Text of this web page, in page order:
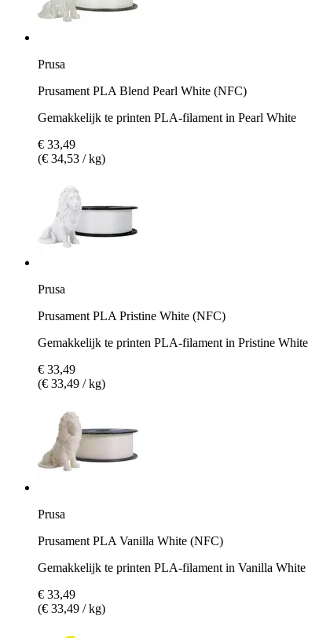
Prusa
Prusament PLA Blend Pearl White (NFC)
Gemakkelijk te printen PLA-filament in Pearl White
€ 33,49
(€ 34,53 / kg)
Prusa
Prusament PLA Pristine White (NFC)
Gemakkelijk te printen PLA-filament in Pristine White
€ 33,49
(€ 33,49 / kg)
Prusa
Prusament PLA Vanilla White (NFC)
Gemakkelijk te printen PLA-filament in Vanilla White
€ 33,49
(€ 33,49 / kg)